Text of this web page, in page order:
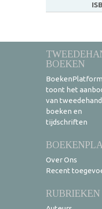
BOEKEN
toont het
van
boeken en
tijdschriften
Over Ons
Recent
RUBRIEKEN